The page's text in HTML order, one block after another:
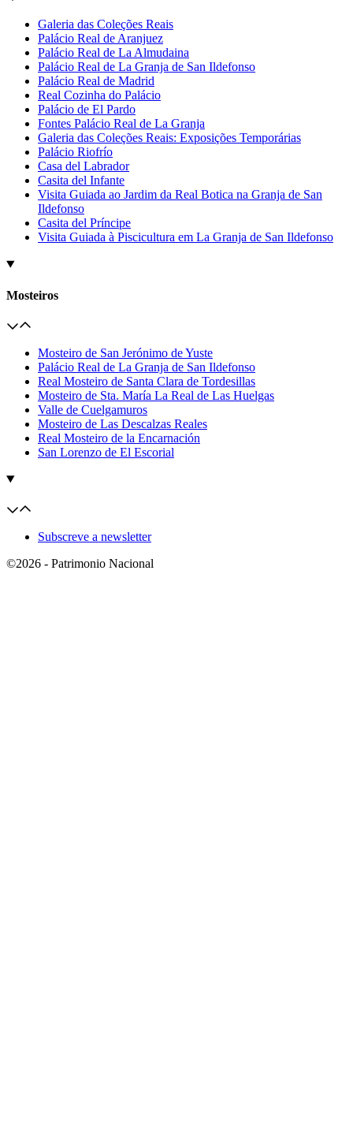
Galeria das Coleções Reais
Palácio Real de Aranjuez
Palácio Real de La Almudaina
Palácio Real de La Granja de San Ildefonso
Palácio Real de Madrid
Real Cozinha do Palácio
Palácio de El Pardo
Fontes Palácio Real de La Granja
Galeria das Coleções Reais: Exposições Temporárias
Palácio Riofrío
Casa del Labrador
Casita del Infante
Visita Guiada ao Jardim da Real Botica na Granja de San
Ildefonso
Casita del Príncipe
Visita Guiada à Piscicultura em La Granja de San Ildefonso
Mosteiros
Mosteiro de San Jerónimo de Yuste
Palácio Real de La Granja de San Ildefonso
Real Mosteiro de Santa Clara de Tordesillas
Mosteiro de Sta. María La Real de Las Huelgas
Valle de Cuelgamuros
Mosteiro de Las Descalzas Reales
Real Mosteiro de la Encarnación
San Lorenzo de El Escorial
Subscreve a newsletter
©2026 - Patrimonio Nacional